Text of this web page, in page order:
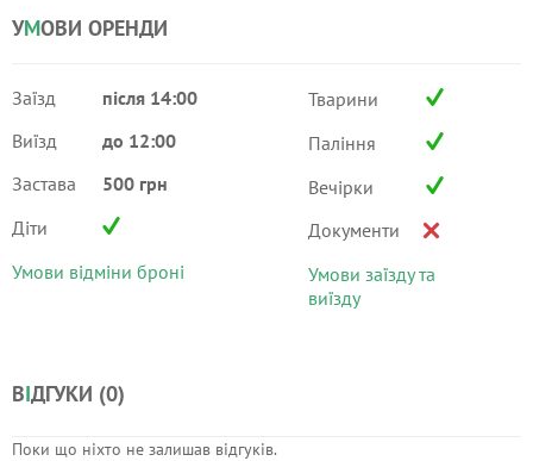
УМОВИ ОРЕНДИ
Заїзд
після 14:00
Виїзд
до 12:00
Застава
500 грн
Діти
Умови відміни броні
Тварини
Паління
Вечірки
Документи
Умови заїзду та
виїзду
ВІДГУКИ (0)
Поки що ніхто не залишав відгуків.